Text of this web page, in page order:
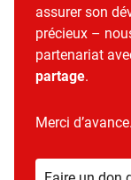
assurer son
précieux –
partenariat
partage.
Merci d’avance.